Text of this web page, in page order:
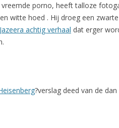
porno, heeft talloze
witte hoed . Hij droeg een
achtig verhaal dat erger
?verslag deed van de dan